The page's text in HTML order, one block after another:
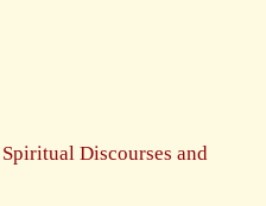
Spiritual Discourses and